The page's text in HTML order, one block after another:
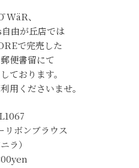
WäR、
由が丘店では
で完売した
便書留にて
ております。
用くださいませ。
リボンブラウス
ラ）